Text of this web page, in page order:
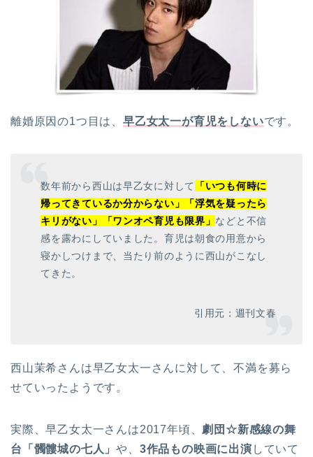
離婚原因の1つ目は、 早乙女太一が育児をしないです。
数年前から西山は早乙女に対して
「いつも何時に
帰ってきているか分からない」「浮気を疑ったら
キリがない」「ワンオペ育児も限界」 などと不信
感を露わにしていました。育児は朝食の用意から
寝かしつけまで、当たり前のように西山がこなし
てきた。
引用元：週刊文春
西山茉希さんは早乙女太一さんに対して、不満を募ら
せていったようです。
実際、早乙女太一さんは2017年頃、 劇団☆新感線の舞
台「髑髏城の七人」や、 3作品もの映画に出演 していて